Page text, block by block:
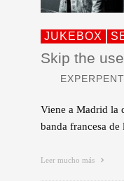
JUKEBOX
Skip the
Viene a Madrid la
banda francesa de
Leer mucho más